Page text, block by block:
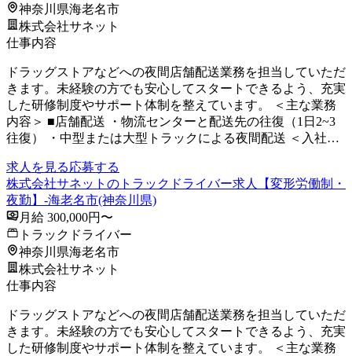
神奈川県海老名市
株式会社サネット
仕事内容
ドラッグストアなどへの夜間店舗配送業務を担当していただ
きます。未経験の方でも安心してスタートできるよう、充実
した研修制度やサポート体制を整えています。 ＜主な業務
内容＞ ■店舗配送 ・物流センターと配送先の往復（1日2~3
往復） ・中型または大型トラックによる夜間配送 ＜入社…
求人を見る応募する
株式会社サネットのトラックドライバー求人【変形労働制・
夜勤】-海老名市(神奈川県)
月給 300,000円〜
トラックドライバー
神奈川県海老名市
株式会社サネット
仕事内容
ドラッグストアなどへの夜間店舗配送業務を担当していただ
きます。未経験の方でも安心してスタートできるよう、充実
した研修制度やサポート体制を整えています。 ＜主な業務